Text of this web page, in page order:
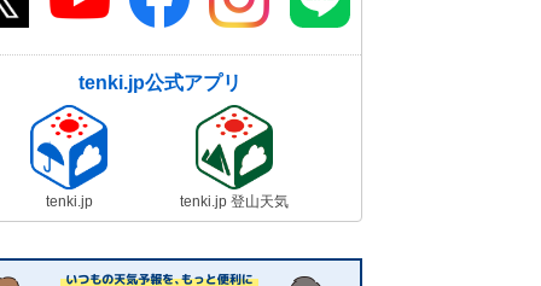
tenki.jp公式アプリ
tenki.jp tenki.jp 登山天気